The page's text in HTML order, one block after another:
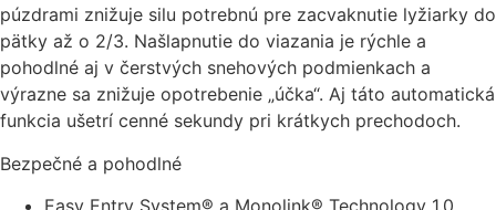
púzdrami znižuje silu potrebnú pre zacvaknutie lyžiarky do
pätky až o 2/3. Našlapnutie do viazania je rýchle a
pohodlné aj v čerstvých snehových podmienkach a
výrazne sa znižuje opotrebenie „účka“. Aj táto automatická
funkcia ušetrí cenné sekundy pri krátkych prechodoch.
Bezpečné a pohodlné